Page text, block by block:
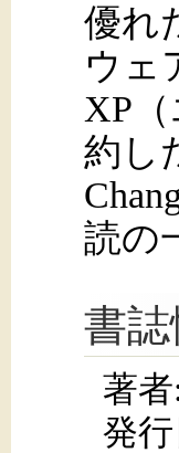
優れ
ウェ
XP
約し
読の
書誌
著者
発